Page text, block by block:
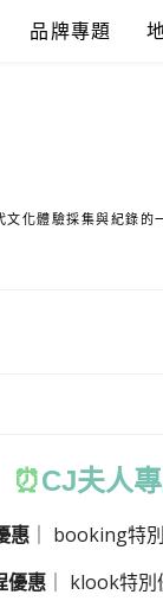
品牌專題
文化體驗採集與紀錄的
⏰CJ夫人
惠｜ booking特
優惠｜ klook特別